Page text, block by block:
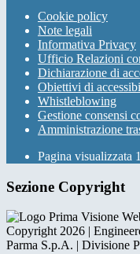
Cookie policy
Note legali
Informativa Privacy
Ufficio Relazioni
Dichiarazione di
Obiettivi di
Whistleblowing
Gestione consensi
Amministrazione
Pagina visualizzata
Sezione Copyright
Copyright 2026 |
Parma S.p.A. | Divisione